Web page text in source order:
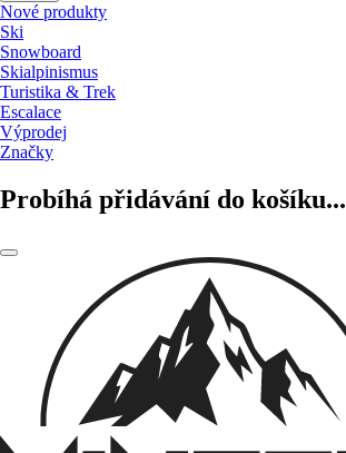
Nové produkty
Ski
Snowboard
Skialpinismus
Turistika & Trek
Escalace
Výprodej
Značky
Probíhá přidávání do košíku...